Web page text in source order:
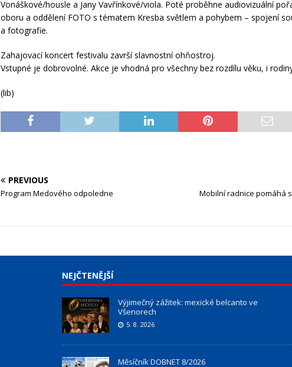
Vonáškové/housle a Jany Vavřínkové/viola. Poté proběhne audiovizuální
oboru a oddělení FOTO s tématem Kresba světlem a pohybem – spojení
a fotografie.
Zahajovací koncert festivalu završí slavnostní ohňostroj.
Vstupné je dobrovolné. Akce je vhodná pro všechny bez rozdílu věku, i
(lib)
PREVIOUS
Program Medového odpoledne
Mobilní radnice pomáhá
NEJČTENĚJŠÍ
Výjimečný zážitek: mexické belcanto ve
Všenorech
5. 8. 2026
Měsíčník DOBNET 8/2026